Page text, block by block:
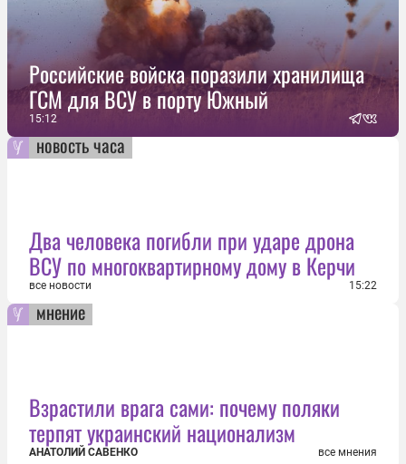
Российские войска поразили хранилища
ГСМ для ВСУ в порту Южный
15:12
новость часа
Два человека погибли при ударе дрона
ВСУ по многоквартирному дому в Керчи
все новости 15:22
мнение
Взрастили врага сами: почему поляки
терпят украинский национализм
АНАТОЛИЙ САВЕНКО все мнения